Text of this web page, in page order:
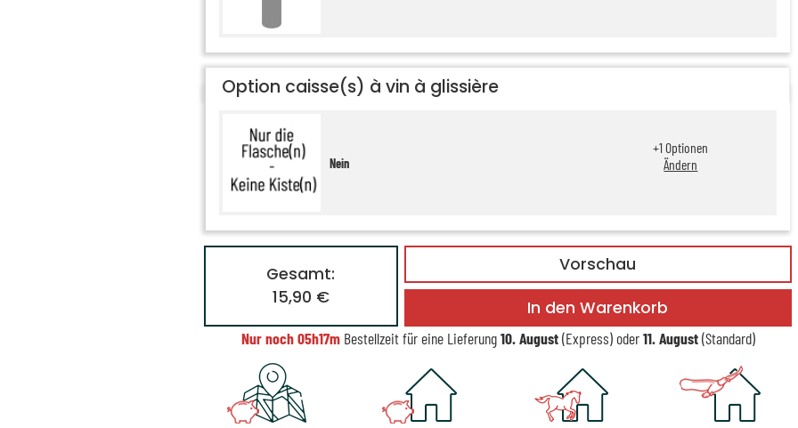
Option caisse(s) à vin à glissière
Nein
+1Optionen
Ändern
Vorschau
Gesamt:
15,90 €
In den Warenkorb
Nur noch05h17mBestellzeit für eine Lieferung10. August(Express) oder11. August(Standard)